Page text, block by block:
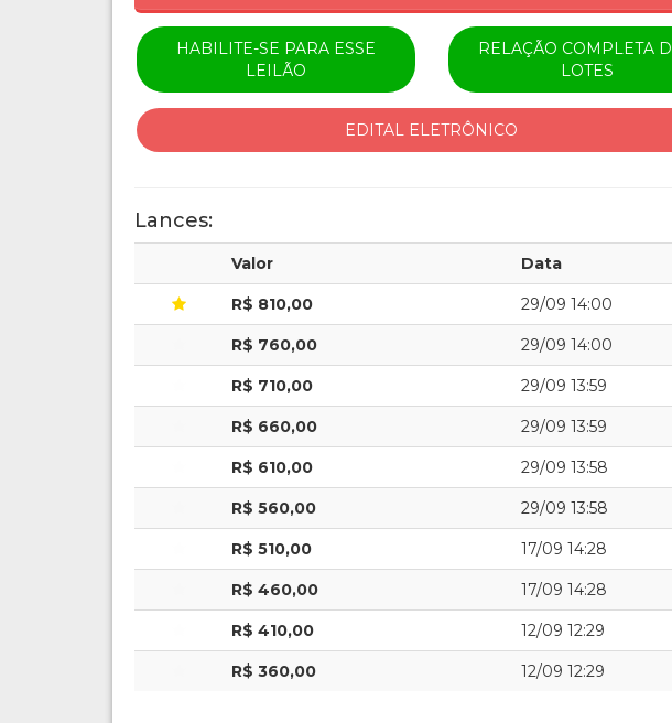
HABILITE-SE PARA ESSE
LEILÃO
RELAÇÃO COMPLETA
LOTES
EDITAL ELETRÔNICO
Lances:
Valor Data
R$ 810,00 29/09 14:00
R$ 760,00 29/09 14:00
R$ 710,00 29/09 13:59
R$ 660,00 29/09 13:59
R$ 610,00 29/09 13:58
R$ 560,00 29/09 13:58
R$ 510,00 17/09 14:28
R$ 460,00 17/09 14:28
R$ 410,00 12/09 12:29
R$ 360,00 12/09 12:29